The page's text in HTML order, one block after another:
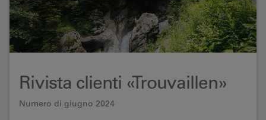
Rivista clienti «Trouvaillen»
Numero di giugno 2024